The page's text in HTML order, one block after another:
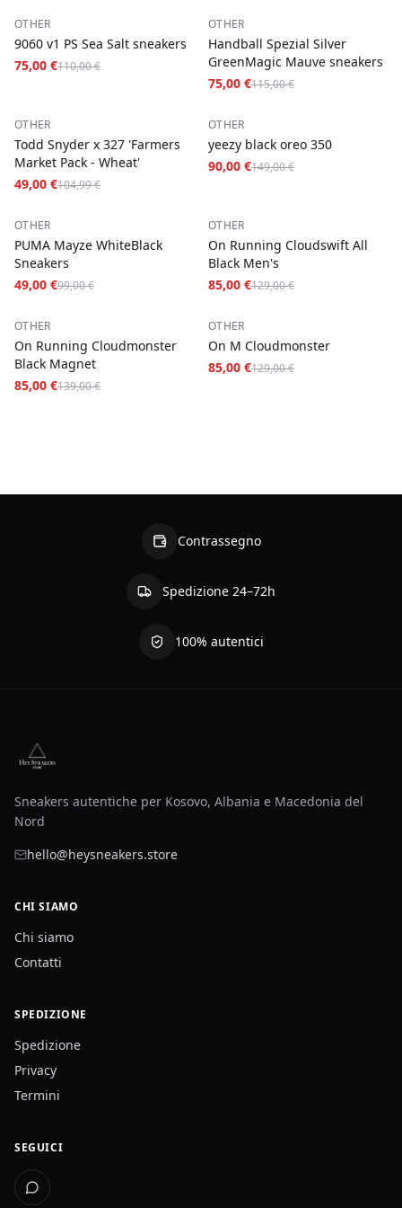
−32%
OTHER
9060 v1 PS Sea Salt sneakers
75,00 €110,00 €
−35%
OTHER
Handball Spezial Silver
GreenMagic Mauve sneakers
75,00 €115,00 €
−53%
OTHER
Todd Snyder x 327 'Farmers
Market Pack - Wheat'
49,00 €104,99 €
−40%
OTHER
yeezy black oreo 350
90,00 €149,00 €
−51%
OTHER
PUMA Mayze WhiteBlack
Sneakers
49,00 €99,00 €
−34%
OTHER
On Running Cloudswift All
Black Men's
85,00 €129,00 €
−39%
OTHER
On Running Cloudmonster
Black Magnet
85,00 €139,00 €
−34%
OTHER
On M Cloudmonster
85,00 €129,00 €
Contrassegno
Spedizione 24–72h
100% autentici
Sneakers autentiche per Kosovo, Albania e Macedonia del
Nord
hello@heysneakers.store
CHI SIAMO
Chi siamo
Contatti
SPEDIZIONE
Spedizione
Privacy
Termini
SEGUICI